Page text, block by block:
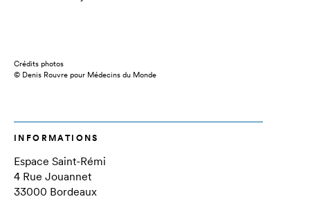
Crédits photos
© Denis Rouvre pour Médecins du Monde
INFORMATIONS
Espace Saint-Rémi
4 Rue Jouannet
33000 Bordeaux